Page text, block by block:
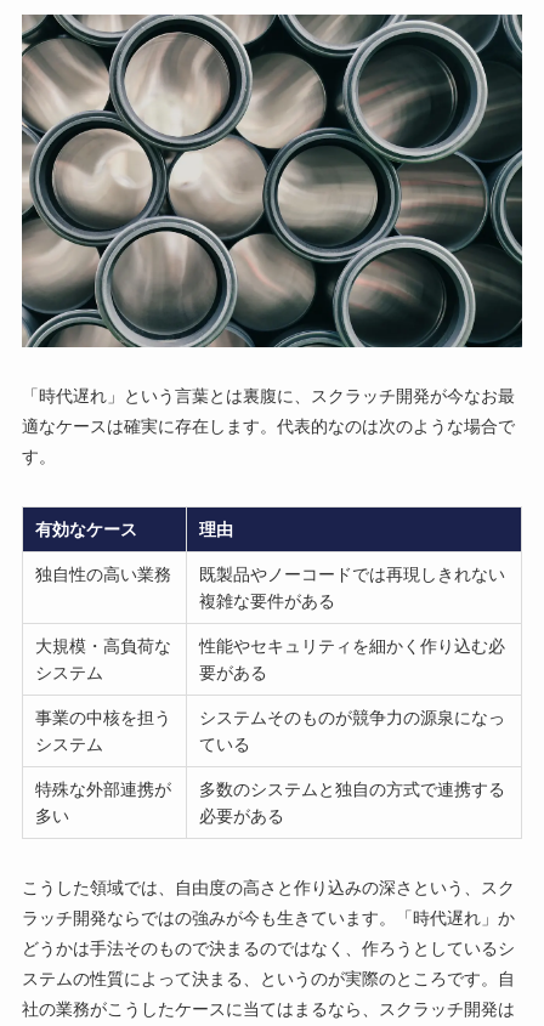
「時代遅れ」という言葉とは裏腹に、スクラッチ開発が今なお最
適なケースは確実に存在します。代表的なのは次のような場合で
す。
有効なケース 理由
独自性の高い業務
既製品やノーコードでは再現しきれない
複雑な要件がある
大規模・高負荷な
システム
性能やセキュリティを細かく作り込む必
要がある
事業の中核を担う
システム
システムそのものが競争力の源泉になっ
ている
特殊な外部連携が
多い
多数のシステムと独自の方式で連携する
必要がある
こうした領域では、自由度の高さと作り込みの深さという、スク
ラッチ開発ならではの強みが今も生きています。「時代遅れ」か
どうかは手法そのもので決まるのではなく、作ろうとしているシ
ステムの性質によって決まる、というのが実際のところです。自
社の業務がこうしたケースに当てはまるなら、スクラッチ開発は